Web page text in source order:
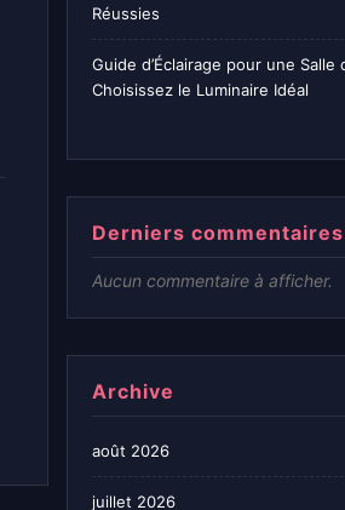
Réussies
Guide d’Éclairage pour une Salle
Choisissez le Luminaire Idéal
Derniers commentaires
Aucun commentaire à afficher.
Archive
août 2026
juillet 2026